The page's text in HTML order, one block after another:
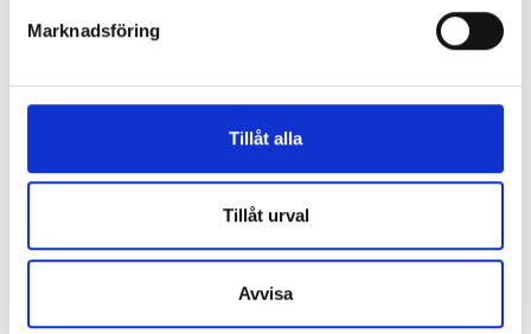
Marknadsföring
Tillåt alla
Tillåt urval
Avvisa
Som en del av Stockholms kommun lockar Farsta med en
mångsidig atmosfär där stadsbebyggelse möter gröna
avkoppling i naturen, med närheten till såväl sjöar som
skogar. Den omgivande grönskan skapar en fridfull
atmosfär och ger möjlighet till promenader, joggning och
finns goda kommunikationsmöjligheter till och från
centrala Stockholm, vilket gör det enkelt att kombinera
stadsliv med den lugnare atmosfären i Farsta. Med ett
utbud av skolor, affärer och andra bekvämligheter är